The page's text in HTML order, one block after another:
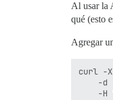
Al usar la
qué (esto
Agregar
curl -X
-d
-H